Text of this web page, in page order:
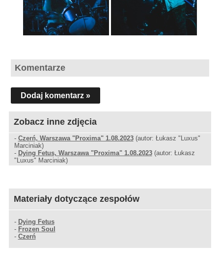
Komentarze
Dodaj komentarz »
Zobacz inne zdjęcia
- Czerń, Warszawa "Proxima" 1.08.2023(autor: Łukasz "Luxus"
Marciniak)
- Dying Fetus, Warszawa "Proxima" 1.08.2023(autor: Łukasz
"Luxus" Marciniak)
Materiały dotyczące zespołów
- Dying Fetus
- Frozen Soul
- Czerń